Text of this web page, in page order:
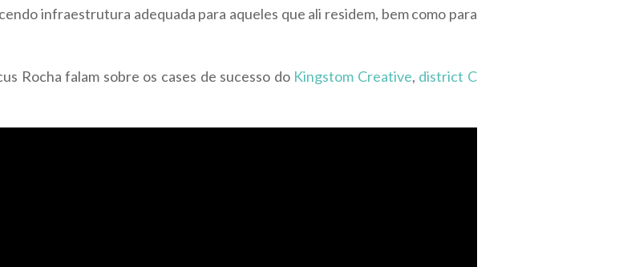
infraestrutura adequada para aqueles que ali residem, bem como para
Rocha falam sobre os cases de sucesso do Kingstom Creative, district C